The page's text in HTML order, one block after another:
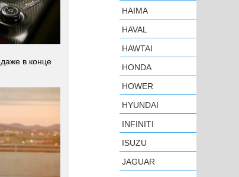
в конце
HAIMA
HAVAL
HAWTAI
HONDA
HOWER
HYUNDAI
INFINITI
ISUZU
JAGUAR